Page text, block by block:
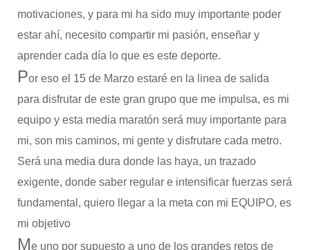
motivaciones, y para mi ha sido muy importante poder
estar ahí, necesito compartir mi pasión, enseñar y
aprender cada día lo que es este deporte.
Por eso el 15 de Marzo estaré en la linea de salida
para disfrutar de este gran grupo que me impulsa, es mi
equipo y esta media maratón será muy importante para
mi, son mis caminos, mi gente y disfrutare cada metro.
Será una media dura donde las haya, un trazado
exigente, donde saber regular e intensificar fuerzas será
fundamental, quiero llegar a la meta con mi EQUIPO, es
mi objetivo
Me uno por supuesto a uno de los grandes retos de